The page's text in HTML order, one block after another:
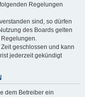
Regelungen
sind, so dürfen
des Boards gelten
geschlossen und kann
jederzeit gekündigt
dem Betreiber ein